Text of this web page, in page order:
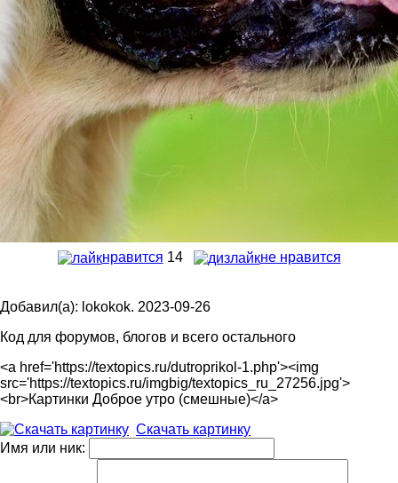
нравится 14 не нравится
Добавил(а): lokokok. 2023-09-26
Код для форумов, блогов и всего остального
<a href='https://textopics.ru/dutroprikol-1.php'><img
src='https://textopics.ru/imgbig/textopics_ru_27256.jpg'>
<br>Картинки Доброе утро (смешные)</a>
Скачать картинку
Имя или ник: